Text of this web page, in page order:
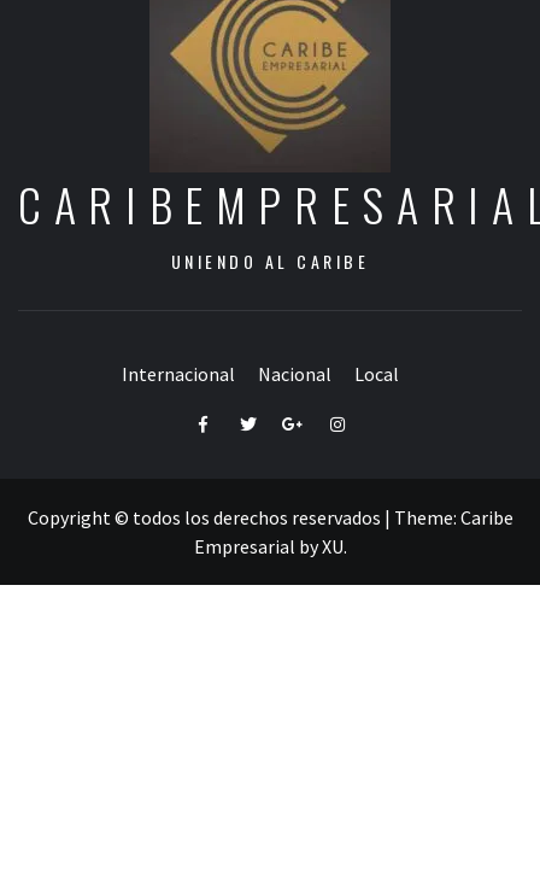
UNIENDO AL CARIBE
Internacional Nacional Local
FacebookTwitterGoogle+Instagram
Copyright © todos los derechos reservados | Theme: Caribe
Empresarial byXU.